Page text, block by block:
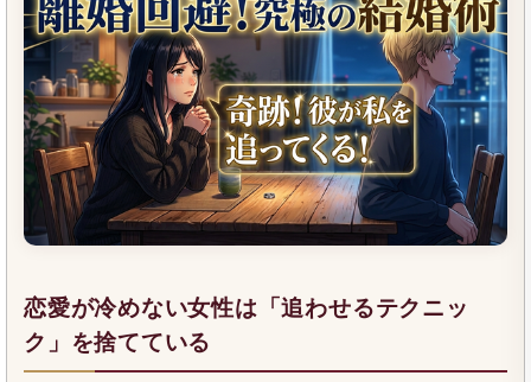
恋愛が冷めない女性は「追わせるテクニッ
ク」を捨てている